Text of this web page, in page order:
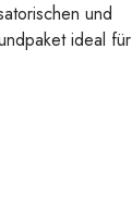
und
ideal für